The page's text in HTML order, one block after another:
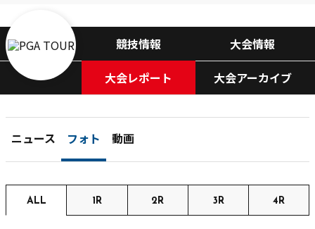
競技情報
大会情報
大会レポート
大会アーカイブ
ニュース フォト 動画
ALL 1R 2R 3R 4R